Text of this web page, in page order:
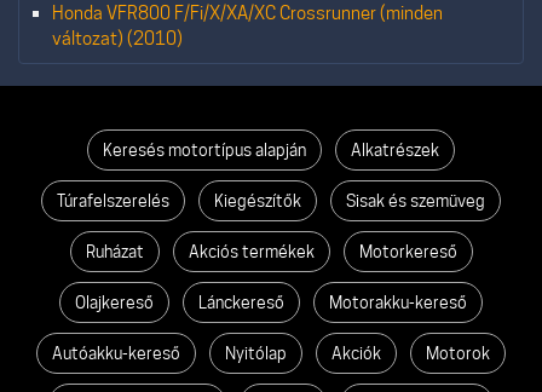
Honda VFR800 F/Fi/X/XA/XC Crossrunner (minden
változat) (2010)
Keresés motortípus alapján Alkatrészek
Túrafelszerelés Kiegészítők Sisak és szemüveg
Ruházat Akciós termékek Motorkereső
Olajkereső Lánckereső Motorakku-kereső
Autóakku-kereső Nyitólap Akciók Motorok